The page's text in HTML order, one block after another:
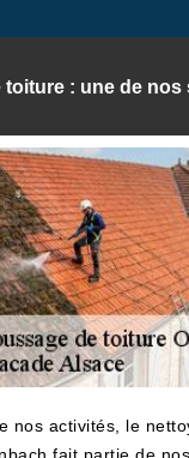
toiture : une de nos
nos activités, le